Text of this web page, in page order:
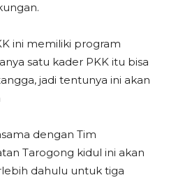
ini memiliki program
satu kader PKK itu bisa
jadi tentunya ini akan
dengan Tim
Tarogong kidul ini akan
dahulu untuk tiga